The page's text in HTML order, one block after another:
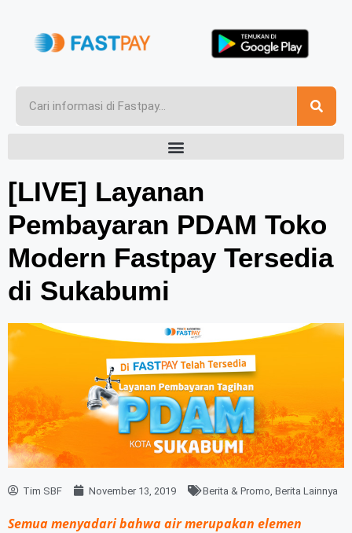
[LIVE] Layanan
Pembayaran PDAM Toko
Modern Fastpay Tersedia
di Sukabumi
Tim SBF November 13, 2019 Berita & Promo Berita Lainnya
Semua menyadari bahwa air merupakan elemen